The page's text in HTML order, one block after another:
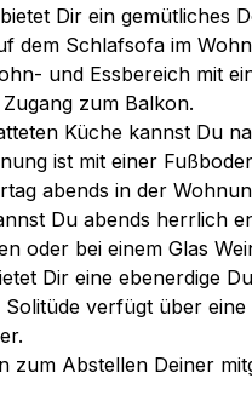
Dir ein gemütliches
dem Schlafsofa im
und Essbereich mit
zum Balkon.
Küche kannst Du
ist mit einer
abends in der
Du abends herrlich
oder bei einem Glas
Dir eine ebenerdige
verfügt über
zum Abstellen Deiner